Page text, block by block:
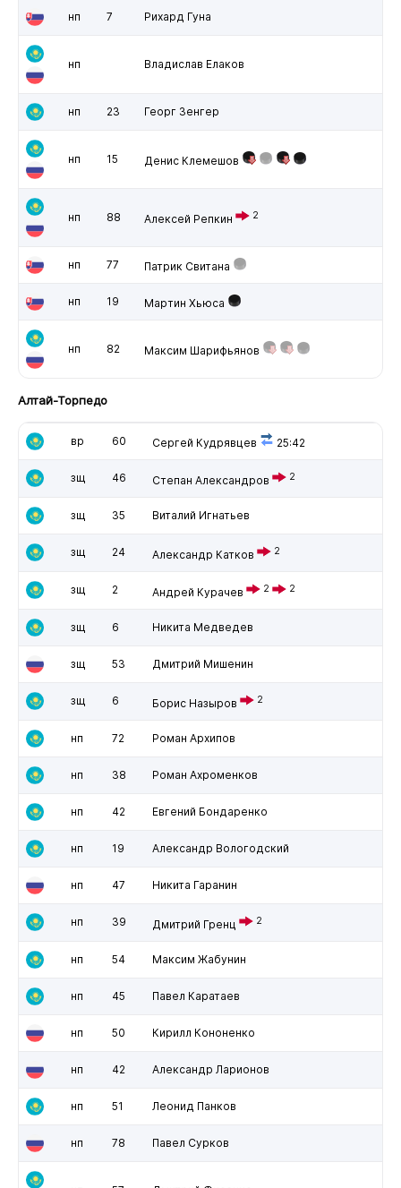
нп 7 Рихард Гуна
нп Владислав Елаков
нп 23 Георг Зенгер
нп 15 Денис Клемешов
нп 88 Алексей Репкин 2
нп 77 Патрик Свитана
нп 19 Мартин Хьюса
нп 82 Максим Шарифьянов
Алтай-Торпедо
вр 60 Сергей Кудрявцев 25:42
зщ 46 Степан Александров 2
зщ 35 Виталий Игнатьев
зщ 24 Александр Катков 2
зщ 2 Андрей Курачев 2 2
зщ 6 Никита Медведев
зщ 53 Дмитрий Мишенин
зщ 6 Борис Назыров 2
нп 72 Роман Архипов
нп 38 Роман Ахроменков
нп 42 Евгений Бондаренко
нп 19 Александр Вологодский
нп 47 Никита Гаранин
нп 39 Дмитрий Гренц 2
нп 54 Максим Жабунин
нп 45 Павел Каратаев
нп 50 Кирилл Кононенко
нп 42 Александр Ларионов
нп 51 Леонид Панков
нп 78 Павел Сурков